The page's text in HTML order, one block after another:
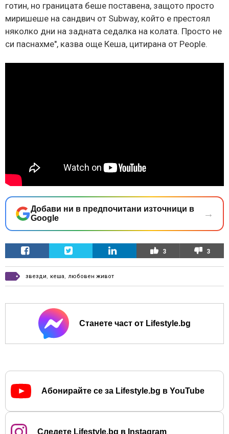
готин, но границата беше поставена, защото просто
миришеше на сандвич от Subway, който е престоял
няколко дни на задната седалка на колата. Просто не
си паснахме", казва още Кеша, цитирана от People.
Добави ни в предпочитани източници в
Google
→
3 3
звезди, кеша, любовен живот
Станете част от Lifestyle.bg
Абонирайте се за Lifestyle.bg в YouTube
Следете Lifestyle.bg в Instagram